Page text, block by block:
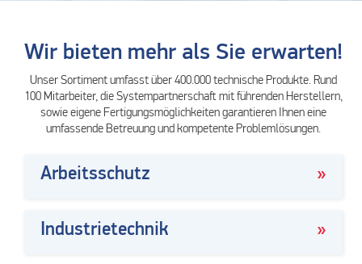
Wir bieten mehr als Sie erwarten!
Unser Sortiment umfasst über 400.000 technische Produkte. Rund
100 Mitarbeiter, die Systempartnerschaft mit führenden Herstellern,
sowie eigene Fertigungsmöglichkeiten garantieren Ihnen eine
umfassende Betreuung und kompetente Problemlösungen.
Arbeitsschutz
Industrietechnik